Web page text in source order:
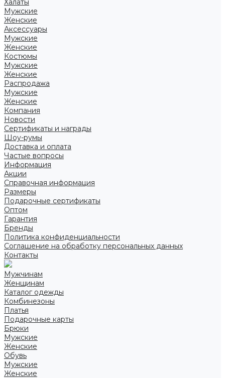
Халаты
Мужские
Женские
Аксессуары
Мужские
Женские
Костюмы
Мужские
Женские
Распродажа
Мужские
Женские
Компания
Новости
Сертификаты и награды
Шоу-румы
Доставка и оплата
Частые вопросы
Информация
Акции
Справочная информация
Размеры
Подарочные сертификаты
Оптом
Гарантия
Бренды
Политика конфиденциальности
Соглашение на обработку персональных данных
Контакты
Мужчинам
Женщинам
Каталог одежды
Комбинезоны
Платья
Подарочные карты
Брюки
Мужские
Женские
Обувь
Мужские
Женские